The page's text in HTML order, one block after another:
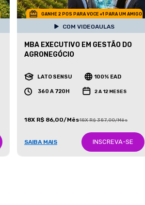
GANHE 2 POS PARA VOCE +1 PARA UM AMIGO
COM VIDEOAULAS
MBA EXECUTIVO EM GESTÃO DO
AGRONEGÓCIO
LATO SENSU 100% EAD
360 A 720H 2 A 12 MESES
18X R$ 86,00/Mês18X R$ 387,00/Mês
SAIBA MAIS INSCREVA-SE